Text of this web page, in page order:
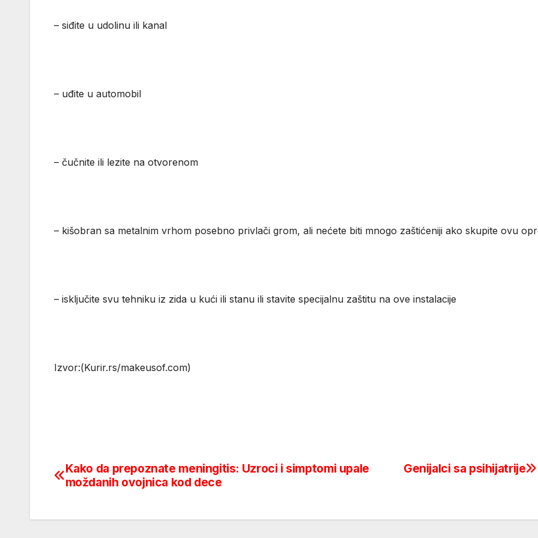
– siđite u udolinu ili kanal
– uđite u automobil
– čučnite ili lezite na otvorenom
– kišobran sa metalnim vrhom posebno privlači grom, ali nećete biti mnogo zaštićeniji ako skupite ovu
– isključite svu tehniku iz zida u kući ili stanu ili stavite specijalnu zaštitu na ove instalacije
Izvor:(Kurir.rs/makeusof.com)
Post
Genijalci sa psihijatrije
Kako da prepoznate meningitis: Uzroci i simptomi upale
moždanih ovojnica kod dece